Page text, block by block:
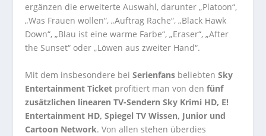
ergänzen die erweiterte Auswahl, darunter „Platoon“,
„Was Frauen wollen“, „Auftrag Rache“, „Black Hawk
Down“, „Blau ist eine warme Farbe“, „Eraser“, „After
the Sunset“ oder „Löwen aus zweiter Hand“.
Mit dem insbesondere bei Serienfans beliebten Sky
Entertainment Ticket profitiert man von denfünf
zusätzlichen linearen TV-Sendern Sky Krimi HD, E!
Entertainment HD, Spiegel TV Wissen, Junior und
Cartoon Network. Von allen stehen überdies